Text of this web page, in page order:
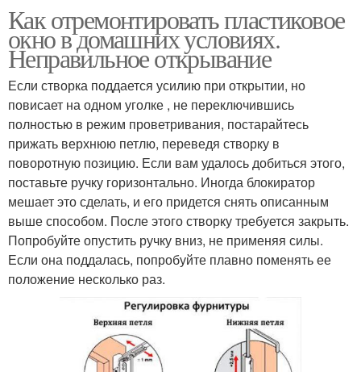
Как отремонтировать пластиковое
окно в домашних условиях.
Неправильное открывание
Если створка поддается усилию при открытии, но
повисает на одном уголке , не переключившись
полностью в режим проветривания, постарайтесь
прижать верхнюю петлю, переведя створку в
поворотную позицию. Если вам удалось добиться этого,
поставьте ручку горизонтально. Иногда блокиратор
мешает это сделать, и его придется снять описанным
выше способом. После этого створку требуется закрыть.
Попробуйте опустить ручку вниз, не применяя силы.
Если она поддалась, попробуйте плавно поменять ее
положение несколько раз.